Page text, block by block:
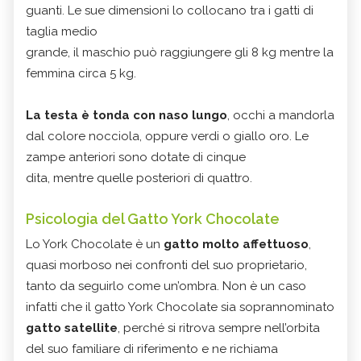
guanti. Le sue dimensioni lo collocano tra i gatti di
taglia medio
grande, il maschio può raggiungere gli 8 kg mentre la
femmina circa 5 kg.
La testa è tonda con naso lungo, occhi a mandorla
dal colore nocciola, oppure verdi o giallo oro. Le
zampe anteriori sono dotate di cinque
dita, mentre quelle posteriori di quattro.
Psicologia del Gatto York Chocolate
Lo York Chocolate è un gatto molto affettuoso,
quasi morboso nei confronti del suo proprietario,
tanto da seguirlo come un’ombra. Non è un caso
infatti che il gatto York Chocolate sia soprannominato
gatto satellite, perché si ritrova sempre nell’orbita
del suo familiare di riferimento e ne richiama